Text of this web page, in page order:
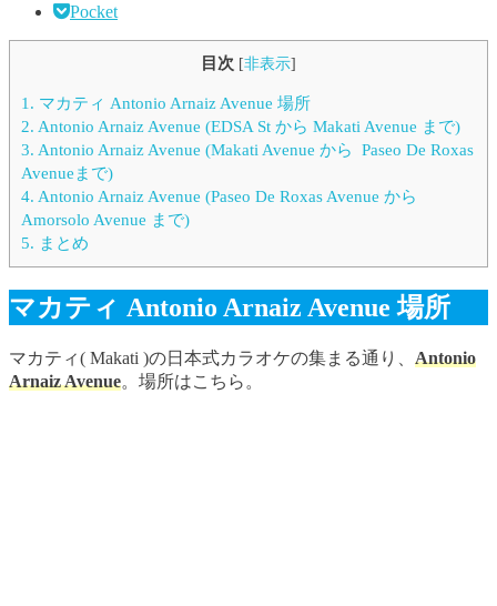
Pocket
目次 [非表示]
1. マカティ Antonio Arnaiz Avenue 場所
2. Antonio Arnaiz Avenue (EDSA St から Makati Avenue まで)
3. Antonio Arnaiz Avenue (Makati Avenue から Paseo De Roxas
Avenueまで)
4. Antonio Arnaiz Avenue (Paseo De Roxas Avenue から
Amorsolo Avenue まで)
5. まとめ
マカティ Antonio Arnaiz Avenue 場所
マカティ( Makati )の日本式カラオケの集まる通り、 Antonio
Arnaiz Avenue。場所はこちら。